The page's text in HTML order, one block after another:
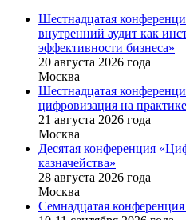
Шестнадцатая
внутренний аудит как
эффективности бизнеса»
20 августа 2026 года
Москва
Шестнадцатая
цифровизация на
21 августа 2026 года
Москва
Десятая конференция
казначейства»
28 августа 2026 года
Москва
Семнадцатая